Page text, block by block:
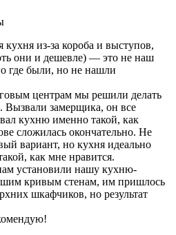
кухня из-за короба и выступов,
они и дешевле) — это не наш
где были, но не нашли
центрам мы решили делать
Вызвали замерщика, он все
кухню именно такой, как
сложилась окончательно. Не
вариант, но кухня идеально
как мне нравится.
установили нашу кухню-
кривым стенам, им пришлось
шкафчиков, но результат